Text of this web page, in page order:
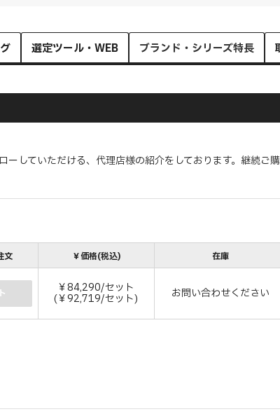
選定ツール・WEB ブランド・シリーズ特長
していただける、代理店様の紹介をしております。継続ご
文 ￥価格(税込) 在庫
￥84,290/セット
(￥92,719/セット) お問い合わせください